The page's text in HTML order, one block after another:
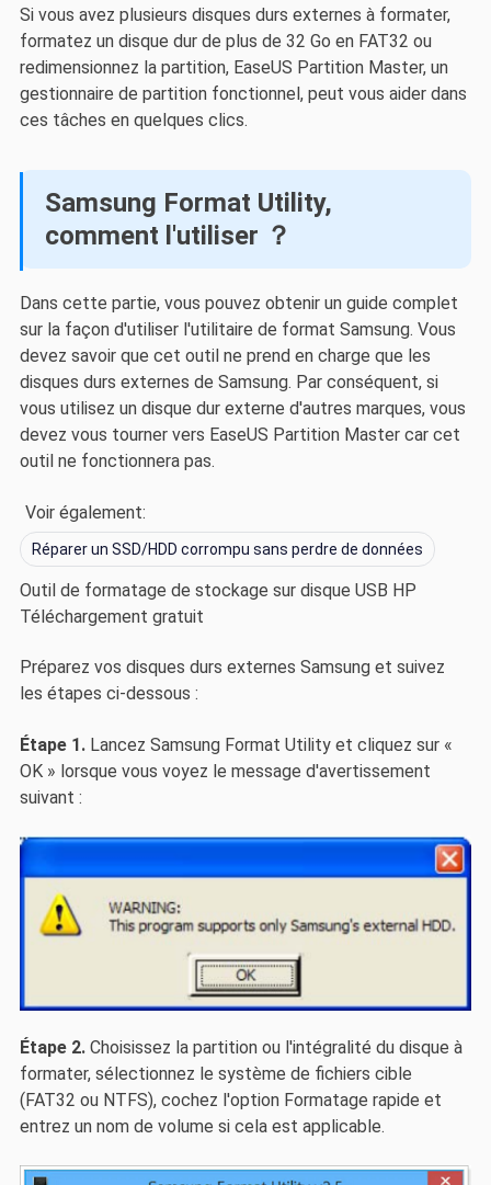
Si vous avez plusieurs disques durs externes à formater,
formatez un disque dur de plus de 32 Go en FAT32 ou
redimensionnez la partition, EaseUS Partition Master, un
gestionnaire de partition fonctionnel, peut vous aider dans
ces tâches en quelques clics.
Samsung Format Utility,
comment l'utiliser ？
Dans cette partie, vous pouvez obtenir un guide complet
sur la façon d'utiliser l'utilitaire de format Samsung. Vous
devez savoir que cet outil ne prend en charge que les
disques durs externes de Samsung. Par conséquent, si
vous utilisez un disque dur externe d'autres marques, vous
devez vous tourner vers EaseUS Partition Master car cet
outil ne fonctionnera pas.
Voir également:
Réparer un SSD/HDD corrompu sans perdre de données
Outil de formatage de stockage sur disque USB HP
Téléchargement gratuit
Préparez vos disques durs externes Samsung et suivez
les étapes ci-dessous :
Étape 1.Lancez Samsung Format Utility et cliquez sur «
OK » lorsque vous voyez le message d'avertissement
suivant :
Étape 2.Choisissez la partition ou l'intégralité du disque à
formater, sélectionnez le système de fichiers cible
(FAT32 ou NTFS), cochez l'option Formatage rapide et
entrez un nom de volume si cela est applicable.